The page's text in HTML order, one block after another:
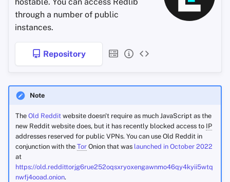
through a number of public
instances.
Repository
Note
The Old Redditwebsite doesn't require as much JavaScript as the
new Reddit website does, but it has recently blocked access to IP
addresses reserved for public VPNs. You can use Old Reddit in
conjunction with the TorOnion that was launched in October 2022
at
https://old.reddittorjg6rue252oqsxryoxengawnmo46qy4kyii5wtq
nwfj4ooad.onion.